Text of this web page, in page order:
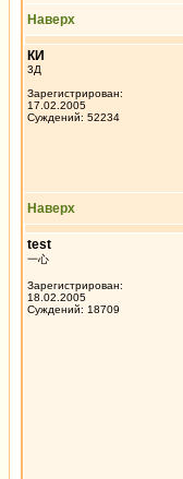
Наверх
КИ
3Д
Зарегистрирован:
17.02.2005
Суждений: 52234
Наверх
test
一心
Зарегистрирован:
18.02.2005
Суждений: 18709